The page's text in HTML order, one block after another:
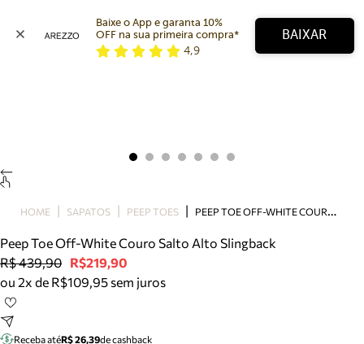
Bolsa
Tamanco
Tênis
Mule
Tire dúvidas sobre pedidos, devoluções e mais.
Baixe o App e garanta 10%
OFF na sua primeira compra*
4,9
BAIXAR
HOME SAPATOS PEEP TOES P
EEP TOE OFF-WHITE COURO SALTO ALTO SLINGBACK
Peep Toe Off-White Couro Salto Alto Slingback
R$ 439,90 R$219,90
ou 2x de R$109,95 sem juros
Receba atéR$ 26,39de cashback